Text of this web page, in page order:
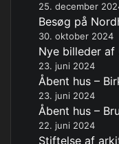
25. december
Besøg på
30. oktober 2024
Nye billeder af
23. juni 2024
Åbent hus –
23. juni 2024
Åbent hus –
22. juni 2024
Stiftelse af